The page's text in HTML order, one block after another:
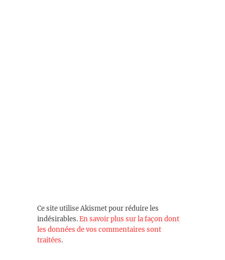
Ce site utilise Akismet pour réduire les
indésirables.En savoir plus sur la façon dont
les données de vos commentaires sont
traitées.